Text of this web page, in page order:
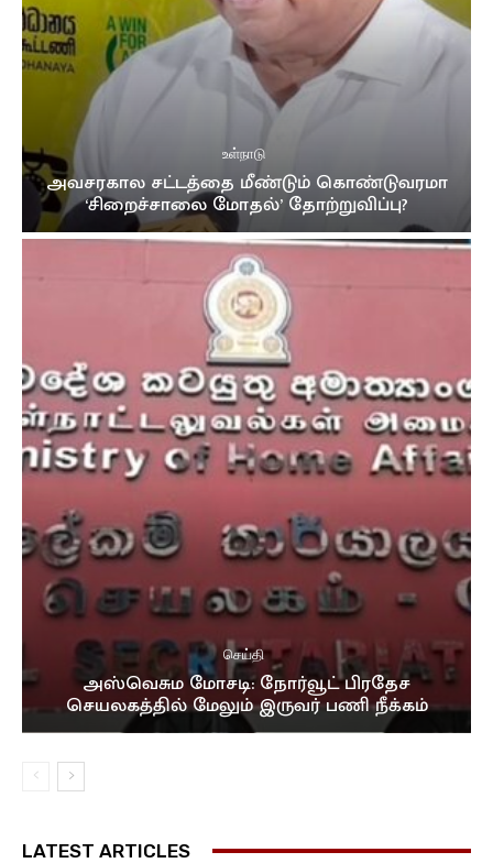
உள்நாடு
அவசரகால சட்டத்தை மீண்டும் கொண்டுவரமா
‘சிறைச்சாலை மோதல்’ தோற்றுவிப்பு?
செய்தி
அஸ்வெசும மோசடி: நோர்வூட் பிரதேச
செயலகத்தில் மேலும் இருவர் பணி நீக்கம்
LATEST ARTICLES